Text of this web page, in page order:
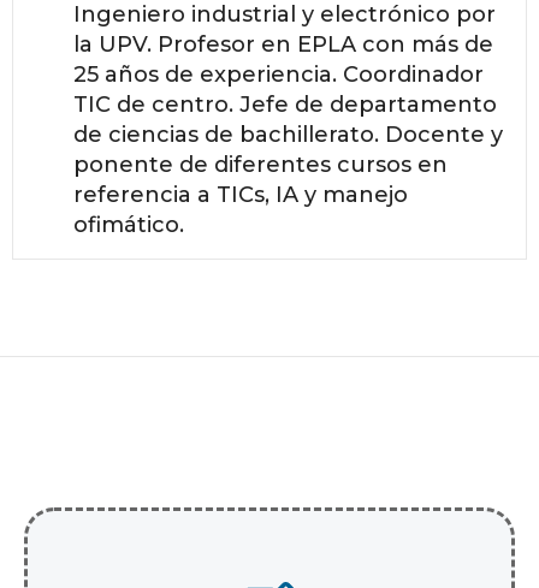
Ingeniero industrial y electrónico por
la UPV. Profesor en EPLA con más de
25 años de experiencia. Coordinador
TIC de centro. Jefe de departamento
de ciencias de bachillerato. Docente y
ponente de diferentes cursos en
referencia a TICs, IA y manejo
ofimático.